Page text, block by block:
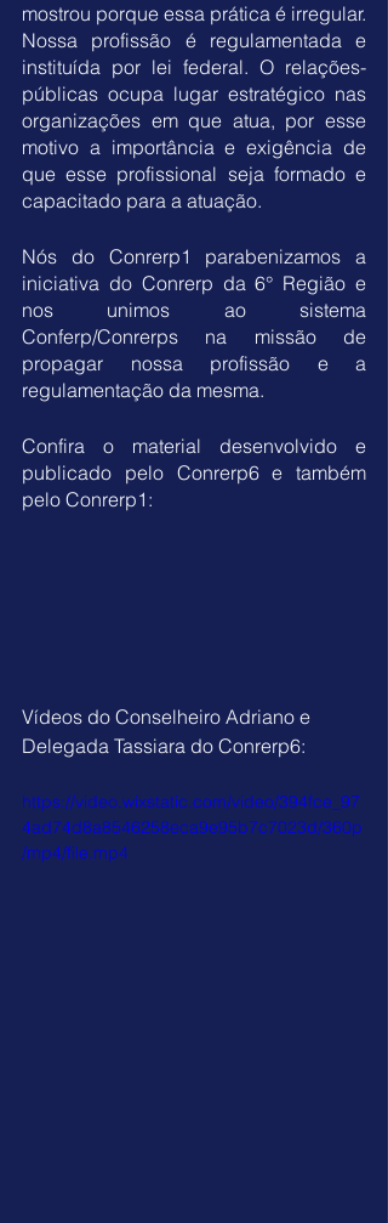
mostrou porque essa prática é irregular.
Nossa profissão é regulamentada e
instituída por lei federal. O relações-
públicas ocupa lugar estratégico nas
organizações em que atua, por esse
motivo a importância e exigência de
que esse profissional seja formado e
capacitado para a atuação.
Nós do Conrerp1 parabenizamos a
iniciativa do Conrerp da 6° Região e
nos unimos ao sistema
Conferp/Conrerps na missão de
propagar nossa profissão e a
regulamentação da mesma.
Confira o material desenvolvido e
publicado pelo Conrerp6 e também
pelo Conrerp1:
Vídeos do Conselheiro Adriano e
Delegada Tassiara do Conrerp6:
https://video.wixstatic.com/video/394fce_97
4ad74d8a8546258eca9e95b7c7023d/360p
/mp4/file.mp4